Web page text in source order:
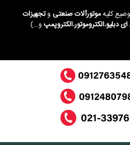
کلیهموتورآلات صنعتی وتجهیزات
دبلیو،الکتروموتور،الکتروپمپ و...)